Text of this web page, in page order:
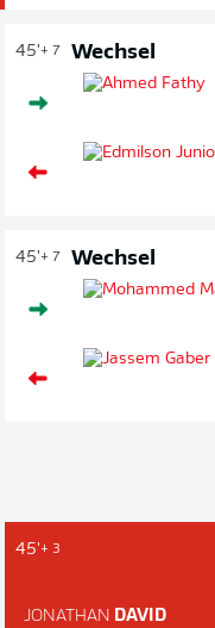
45'+ 7 Wechsel
45'+ 7 Wechsel
45'+ 3
JONATHAN DAVID